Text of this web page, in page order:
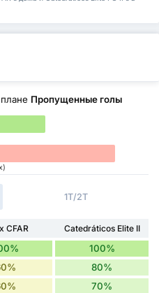
Пропущенные голы
1Т/2Т
CFAR
Catedráticos Elite II
100%
80%
70%